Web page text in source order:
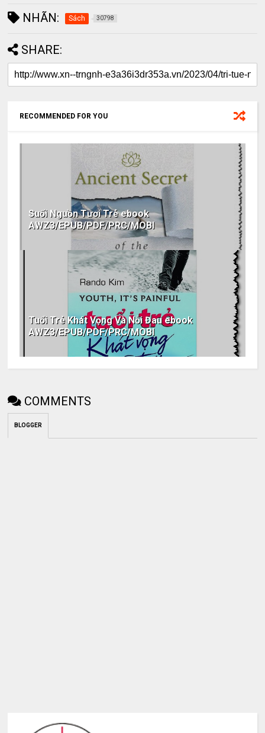
NHÃN: Sách 30798
SHARE:
RECOMMENDED FOR YOU
Suối Nguồn Tươi Trẻ ebook
AWZ3/EPUB/PDF/PRC/MOBI
Tuổi Trẻ Khát Vọng Và Nỗi Đau ebook
AWZ3/EPUB/PDF/PRC/MOBI
COMMENTS
BLOGGER